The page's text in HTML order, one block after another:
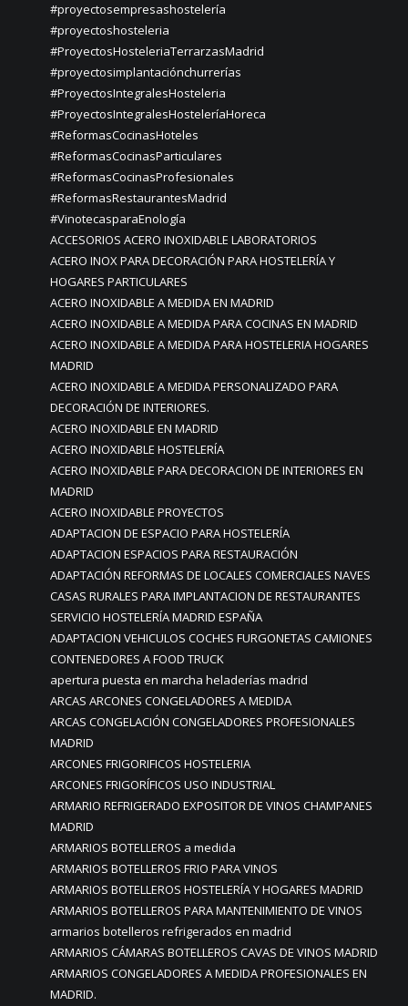
#proyectosempresashostelería
#proyectoshosteleria
#ProyectosHosteleriaTerrarzasMadrid
#proyectosimplantaciónchurrerías
#ProyectosIntegralesHosteleria
#ProyectosIntegralesHosteleríaHoreca
#ReformasCocinasHoteles
#ReformasCocinasParticulares
#ReformasCocinasProfesionales
#ReformasRestaurantesMadrid
#VinotecasparaEnología
ACCESORIOS ACERO INOXIDABLE LABORATORIOS
ACERO INOX PARA DECORACIÓN PARA HOSTELERÍA Y
HOGARES PARTICULARES
ACERO INOXIDABLE A MEDIDA EN MADRID
ACERO INOXIDABLE A MEDIDA PARA COCINAS EN MADRID
ACERO INOXIDABLE A MEDIDA PARA HOSTELERIA HOGARES
MADRID
ACERO INOXIDABLE A MEDIDA PERSONALIZADO PARA
DECORACIÓN DE INTERIORES.
ACERO INOXIDABLE EN MADRID
ACERO INOXIDABLE HOSTELERÍA
ACERO INOXIDABLE PARA DECORACION DE INTERIORES EN
MADRID
ACERO INOXIDABLE PROYECTOS
ADAPTACION DE ESPACIO PARA HOSTELERÍA
ADAPTACION ESPACIOS PARA RESTAURACIÓN
ADAPTACIÓN REFORMAS DE LOCALES COMERCIALES NAVES
CASAS RURALES PARA IMPLANTACION DE RESTAURANTES
SERVICIO HOSTELERÍA MADRID ESPAÑA
ADAPTACION VEHICULOS COCHES FURGONETAS CAMIONES
CONTENEDORES A FOOD TRUCK
apertura puesta en marcha heladerías madrid
ARCAS ARCONES CONGELADORES A MEDIDA
ARCAS CONGELACIÓN CONGELADORES PROFESIONALES
MADRID
ARCONES FRIGORIFICOS HOSTELERIA
ARCONES FRIGORÍFICOS USO INDUSTRIAL
ARMARIO REFRIGERADO EXPOSITOR DE VINOS CHAMPANES
MADRID
ARMARIOS BOTELLEROS a medida
ARMARIOS BOTELLEROS FRIO PARA VINOS
ARMARIOS BOTELLEROS HOSTELERÍA Y HOGARES MADRID
ARMARIOS BOTELLEROS PARA MANTENIMIENTO DE VINOS
armarios botelleros refrigerados en madrid
ARMARIOS CÁMARAS BOTELLEROS CAVAS DE VINOS MADRID
ARMARIOS CONGELADORES A MEDIDA PROFESIONALES EN
MADRID.